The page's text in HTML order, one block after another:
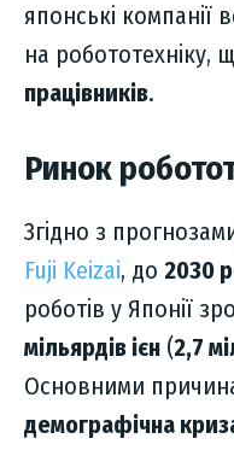
японські компанії
на робототехніку,
працівників.
Ринок
Згідно з
Fuji Keizai, до 2030
роботів у Японії
мільярдів ієн (2,7
Основними
демографічна